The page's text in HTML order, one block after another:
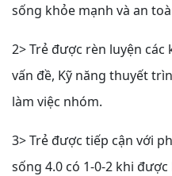
sống khỏe mạnh và an
2> Trẻ được rèn luyện
vấn đề, Kỹ năng thuyết
làm việc nhóm.
3> Trẻ được tiếp cận với
sống 4.0 có 1-0-2 khi được